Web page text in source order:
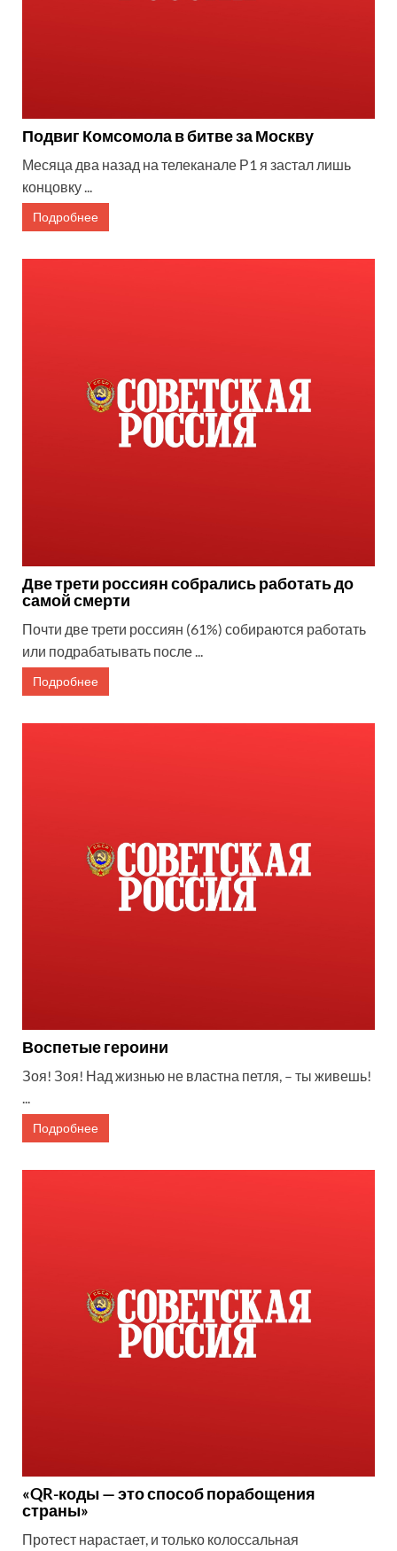
Подвиг Комсомола в битве за Москву
Месяца два назад на телеканале Р1 я застал лишь
концовку ...
Подробнее
Две трети россиян собрались работать до
самой смерти
Почти две трети россиян (61%) собираются работать
или подрабатывать после ...
Подробнее
Воспетые героини
Зоя! Зоя! Над жизнью не властна петля, – ты живешь!
...
Подробнее
«QR-коды — это способ порабощения
страны»
Протест нарастает, и только колоссальная